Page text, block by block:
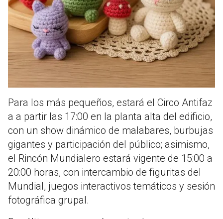
Para los más pequeños, estará el Circo Antifaz
a a partir las 17:00 en la planta alta del edificio,
con un show dinámico de malabares, burbujas
gigantes y participación del público; asimismo,
el Rincón Mundialero estará vigente de 15:00 a
20:00 horas, con intercambio de figuritas del
Mundial, juegos interactivos temáticos y sesión
fotográfica grupal.